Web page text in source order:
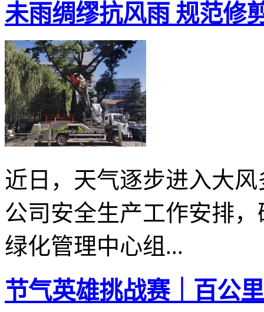
未雨绸缪抗风雨 规范修
近日，天气逐步进入大
公司安全生产工作安排
绿化管理中心组...
节气英雄挑战赛｜百公